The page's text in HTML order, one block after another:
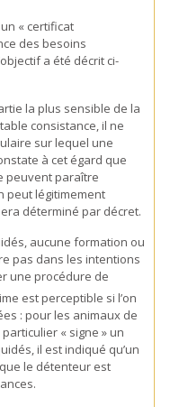
« certificat
des besoins
a été décrit ci-
la plus sensible de la
consistance, il ne
sur lequel une
à cet égard que
peuvent paraître
peut légitimement
déterminé par décret.
aucune formation ou
pas dans les intentions
une procédure de
est perceptible si l’on
: pour les animaux de
« signe » un
il est indiqué qu’un
le détenteur est